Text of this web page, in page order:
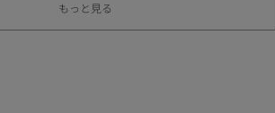
もっと見る